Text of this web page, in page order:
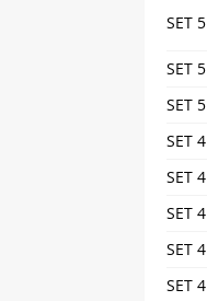
SET 5
SET 5
SET 5
SET 4
SET 4
SET 4
SET 4
SET 4